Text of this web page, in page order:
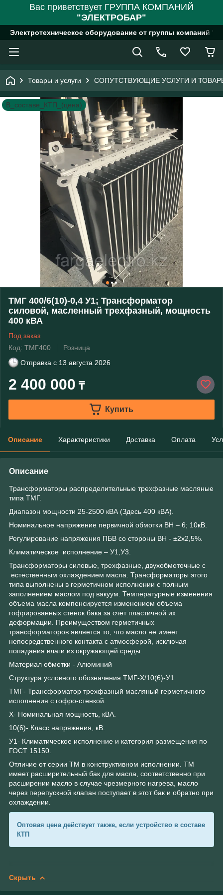
Вас приветствует ГРУППА КОМПАНИЙ
"ЭЛЕКТРОБАР"
Электротехническое оборудование от группы компаний
Товары и услуги СОПУТСТВУЮЩИЕ УСЛУГИ И
В_составе_КТП_(цена)
ТМГ 400/6(10)-0,4 У1; Трансформатор
силовой, масленный трехфазный, мощность
400 кВА
Под заказ
Код: ТМГ400
Розница
Отправка с 13 августа 2026
2 400 000 ₸
Купить
Описание Характеристики Доставка Оплата
Описание
Трансформаторы распределительные трехфазные масляные
типа ТМГ.
Диапазон мощности 25-2500 кВА (Здесь 400 кВА).
Номинальное напряжение первичной обмотки ВН – 6; 10кВ.
Регулирование напряжения ПБВ со стороны ВН - ±2х2,5%.
Климатическое исполнение – У1,У3.
Трансформаторы силовые, трехфазные, двухобмоточные с
естественным охлаждением масла. Трансформаторы этого
типа выполнены в герметичном исполнении с полным
заполнением маслом под вакуум. Температурные изменения
объема масла компенсируется изменением объема
гофрированных стенок бака за счет пластичной их
деформации. Преимуществом герметичных
трансформаторов является то, что масло не имеет
непосредственного контакта с атмосферой, исключая
попадания влаги из окружающей среды.
Материал обмотки - Алюминий
Структура условного обозначения ТМГ-Х/10(6)-У1
ТМГ- Трансформатор трехфазный масляный герметичного
исполнения с гофро-стенкой.
Х- Номинальная мощность, кВА.
10(6)- Класс напряжения, кВ.
У1- Климатическое исполнение и категория размещения по
ГОСТ 15150.
Отличие от серии ТМ в конструктивном исполнении. ТМ
имеет расширительный бак для масла, соответственно при
расширении масло в случае чрезмерного нагрева, масло
через перепускной клапан поступает в этот бак и обратно при
охлаждении.
Оптовая цена действует также, если устройство в составе
КТП
Скрыть